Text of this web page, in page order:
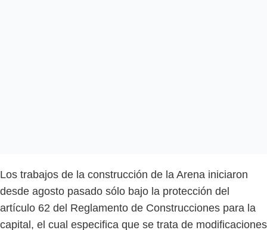
Los trabajos de la construcción de la Arena iniciaron
desde agosto pasado sólo bajo la protección del
artículo 62 del Reglamento de Construcciones para la
capital, el cual especifica que se trata de modificaciones